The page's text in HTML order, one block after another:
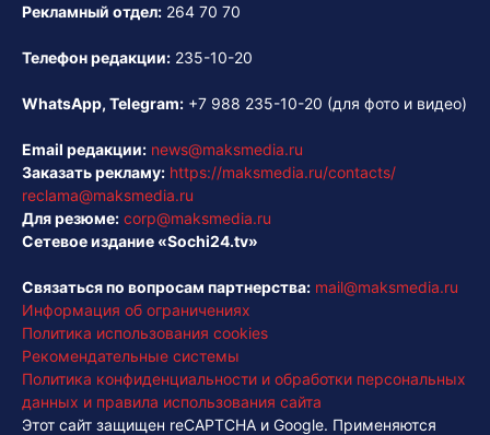
Рекламный отдел: 264 70 70
Телефон редакции: 235-10-20
WhatsApp, Telegram: +7 988 235-10-20 (для фото и видео)
Email редакции: news@maksmedia.ru
Заказать рекламу: https://maksmedia.ru/contacts/
reclama@maksmedia.ru
Для резюме: corp@maksmedia.ru
Сетевое издание «Sochi24.tv»
Связаться по вопросам партнерства: mail@maksmedia.ru
Информация об ограничениях
Политика использования cookies
Рекомендательные системы
Политика конфиденциальности и обработки персональных
данных и правила использования сайта
Этот сайт защищен reCAPTCHA и Google. Применяются